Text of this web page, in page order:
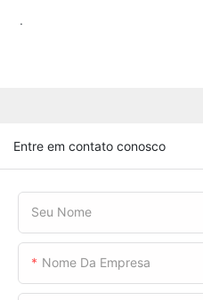
.
Entre em contato conosco
Seu Nome
Nome Da Empresa